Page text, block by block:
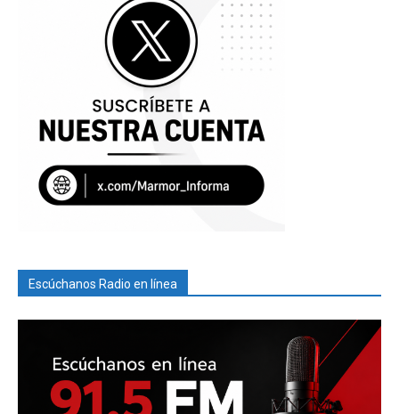
Escúchanos Radio en línea